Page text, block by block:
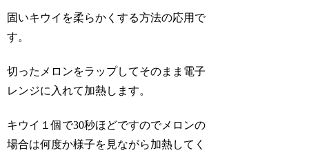
固いキウイを柔らかくする方法の応用で
す。
切ったメロンをラップしてそのまま電子
レンジに入れて加熱します。
キウイ１個で30秒ほどですのでメロンの
場合は何度か様子を見ながら加熱してく